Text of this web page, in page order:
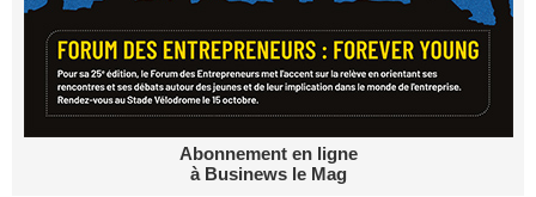
Abonnement en ligne
à Businews le Mag